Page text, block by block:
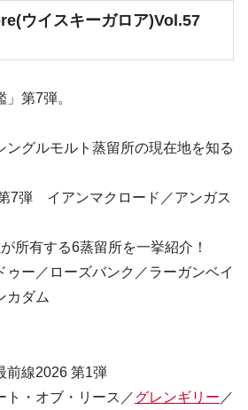
ウイスキーガロア)Vol.57
第7弾。
ングルモルト蒸留所の現在地を知る
7弾 イアンマクロード／アンガス
所有する6蒸留所を一挙紹介！
ゥー／ローズバンク／ラーガンベイ
カダム
前線2026 第1弾
ト・オブ・リース／グレンギリー ／